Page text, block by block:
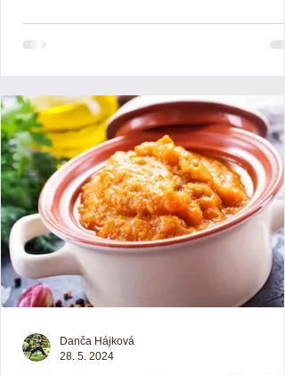
Danča Hájková
28. 5. 2024